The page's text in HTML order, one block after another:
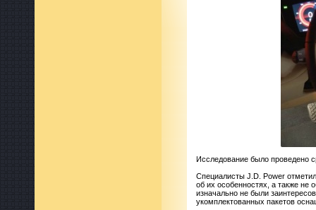
Исследование было проведено
Специалисты J.D. Power
об их особенностях, а также не
изначально не были
укомплектованных пакетов